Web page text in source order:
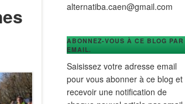
alternatiba.caen@gmail.com
ABONNEZ-VOUS À CE BLOG PAR
EMAIL.
Saisissez votre adresse email
pour vous abonner à ce blog et
recevoir une notification de